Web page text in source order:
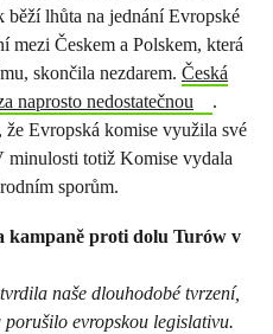
běží lhůta na jednání Evropské
mezi Českem a Polskem, která
skončila nezdarem. Česká
naprosto nedostatečnou
.
že Evropská komise využila své
minulosti totiž Komise vydala
sporům.
proti dolu Turów v
naše dlouhodobé tvrzení,
evropskou legislativu.